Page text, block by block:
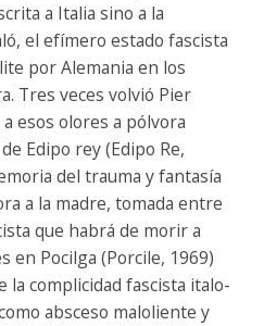
a Italia sino a la
el efímero estado fascista
por Alemania en los
Tres veces volvió Pier
esos olores a pólvora
Edipo rey (Edipo Re,
del trauma y fantasía
a la madre, tomada entre
que habrá de morir a
en Pocilga (Porcile, 1969)
la complicidad fascista italo-
absceso maloliente y